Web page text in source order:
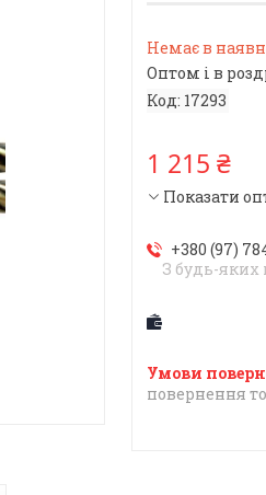
Немає в
Оптом і в
Код: 17293
1 215 ₴
Показати
+380 (97)
З будь-яких
повернення